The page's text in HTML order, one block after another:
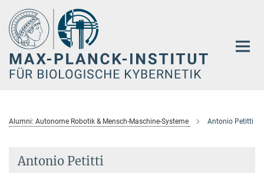
Hauptinhalt
Alumni: Autonome Robotik & Mensch-Maschine-Systeme Antonio Petitti
Antonio Petitti